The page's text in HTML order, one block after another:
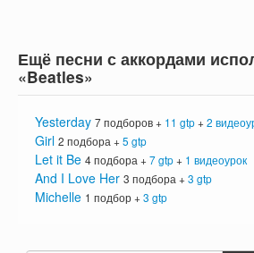
Ещё песни с аккордами
«Beatles»
Yesterday 7 подборов + 11 gtp+ 2
Girl 2 подбора + 5 gtp
Let it Be 4 подбора + 7 gtp+ 1 видеоурок
And I Love Her 3 подбора + 3 gtp
Michelle 1 подбор + 3 gtp